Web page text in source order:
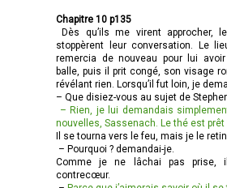
Chapitre 10 p135
Dès qu’ils me virent approcher,
stoppèrent leur conversation. Le
remercia de nouveau pour lui
balle, puis il prit congé, son visage
révélant rien. Lorsqu’il fut loin, je
– Que disiez-vous au sujet de
– Rien, je lui demandais
nouvelles, Sassenach. Le thé est prêt
Il se tourna vers le feu, mais je le
– Pourquoi ? demandai-je.
Comme je ne lâchai pas
contrecœur.